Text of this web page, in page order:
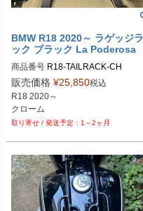
BMW R18 2020～ ラゲッジラ
ック ブラック La Poderosa
商品番号 R18-TAILRACK-CH
販売価格 ¥25,850税込
R18 2020～
クローム
1～2ヶ月